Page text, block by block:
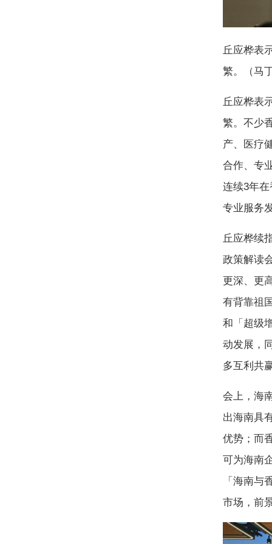
丘应桦表
繁。（马
丘应桦表
繁。不少
产、医疗
合作、专
连续3年
专业服务
丘应桦续
政策解读
更深、更
有背靠祖
和「超级
动发展，
多互利共
会上，海
出海南具
优势；而
可为海南
「海南与
市场，前